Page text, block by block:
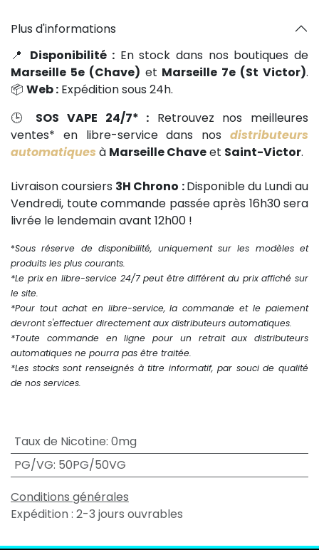
Plus d'informations
📍 Disponibilité : En stock dans nos boutiques de
Marseille 5e (Chave) et Marseille 7e (St Victor).
📦 Web : Expédition sous 24h.
🕒 SOS VAPE 24/7* : Retrouvez nos meilleures
ventes* en libre-service dans nos distributeurs
automatiques à Marseille Chaveet Saint-Victor.
Livraison coursiers 3H Chrono :Disponible du Lundi au
Vendredi, toute commande passée après 16h30 sera
livrée le lendemain avant 12h00 !
*Sous réserve de disponibilité, uniquement sur les modèles et
produits les plus courants.
*Le prix en libre-service 24/7 peut être différent du prix affiché sur
le site.
*Pour tout achat en libre-service, la commande et le paiement
devront s'effectuer directement aux distributeurs automatiques.
*Toute commande en ligne pour un retrait aux distributeurs
automatiques ne pourra pas être traitée.
*Les stocks sont renseignés à titre informatif, par souci de qualité
de nos services.
Taux de Nicotine: 0mg
PG/VG: 50PG/50VG
Conditions générales
Expédition : 2-3 jours ouvrables